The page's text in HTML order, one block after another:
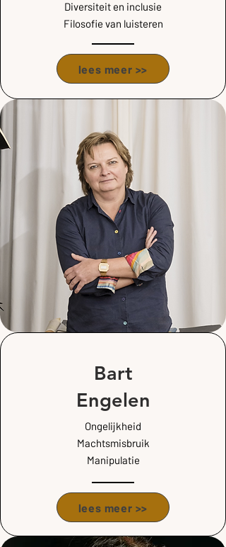
Diversiteit en inclusie
Filosofie van luisteren
lees meer >>
Bart
Engelen
Ongelijkheid
Machtsmisbruik
Manipulatie
lees meer >>